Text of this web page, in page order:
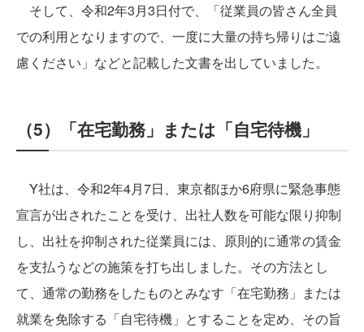
そして、令和2年3月3日付で、「従業員の皆さん全員
での利用となりますので、一度に大量の持ち帰りはご遠
慮ください」などと記載した文書を出していました。
（5）「在宅勤務」または「自宅待機」
Y社は、令和2年4月7日、東京都ほか6府県に緊急事態
宣言が出されたことを受け、出社人数を可能な限り抑制
し、出社を抑制された従業員には、原則的に通常の賃金
を支払うなどの施策を打ち出しました。その方法とし
て、通常の勤務をしたものとみなす「在宅勤務」または
就業を免除する「自宅待機」とすることを定め、その旨